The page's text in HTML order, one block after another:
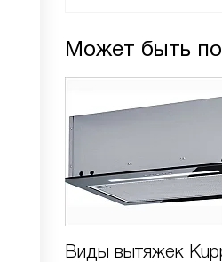
Может быть
Виды вытяжек